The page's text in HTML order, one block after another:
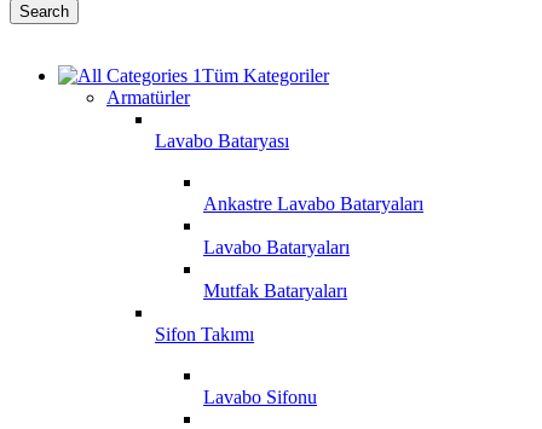
Search
Tüm Kategoriler
Armatürler
Lavabo Bataryası
Ankastre Lavabo Bataryaları
Lavabo Bataryaları
Mutfak Bataryaları
Sifon Takımı
Lavabo Sifonu